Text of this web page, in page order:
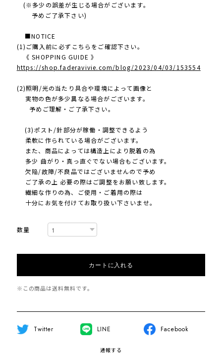
(※多少の誤差が生じる場合がございます。
予めご了承下さい)
■NOTICE
(1)ご購入前に必ずこちらをご確認下さい。
《 SHOPPING GUIDE 》
https://shop.faderavivie.com/blog/2023/04/03/153554
(2)照明/光の当たり具合や環境によって画像と
実物の色が多少異なる場合がございます。
予めご理解・ご了承下さい。
(3)ポスト/針部分が稼働・調整できるよう
柔軟に作られている場合がございます。
また、商品によっては構造上により脱着の為
多少 曲がり・真っ直ぐでない場合もございます。
欠陥/故障/不良品ではございませんので予め
ご了承の上 必要の際はご調整をお願い致します。
繊細な作りの為、ご使用・ご着用の際は
十分にお気を付けてお取り扱い下さいませ。
数量
カートに入れる
※この商品は送料無料です。
Twitter LINE Facebook
通報する